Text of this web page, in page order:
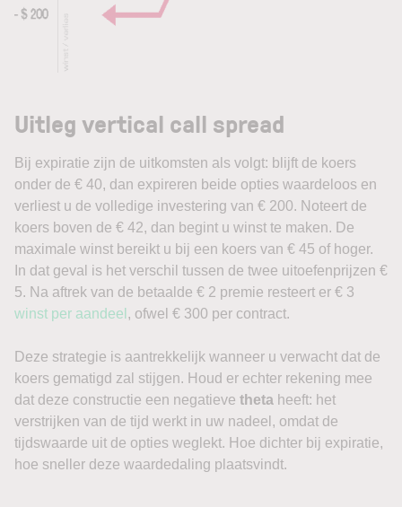
Uitleg vertical call spread
Bij expiratie zijn de uitkomsten als volgt: blijft de koers
onder de € 40, dan expireren beide opties waardeloos en
verliest u de volledige investering van € 200. Noteert de
koers boven de € 42, dan begint u winst te maken. De
maximale winst bereikt u bij een koers van € 45 of hoger.
In dat geval is het verschil tussen de twee uitoefenprijzen €
5. Na aftrek van de betaalde € 2 premie resteert er € 3
winst per aandeel , ofwel € 300 per contract.
Deze strategie is aantrekkelijk wanneer u verwacht dat de
koers gematigd zal stijgen. Houd er echter rekening mee
dat deze constructie een negatieve theta heeft: het
verstrijken van de tijd werkt in uw nadeel, omdat de
tijdswaarde uit de opties weglekt. Hoe dichter bij expiratie,
hoe sneller deze waardedaling plaatsvindt.